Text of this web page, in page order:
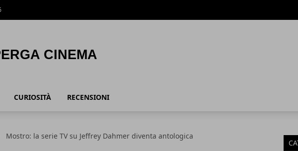
CURIOSITÀ RECENSIONI
Mostro: la serie TV su Jeffrey Dahmer diventa antologica